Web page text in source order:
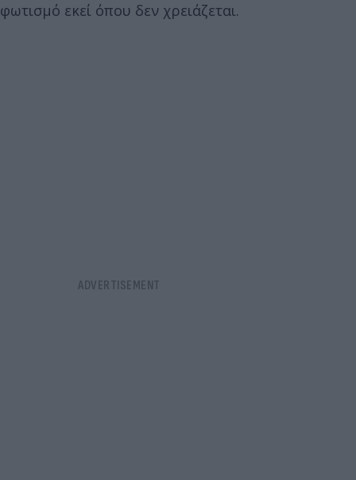
φωτισμό εκεί όπου δεν χρειάζεται.